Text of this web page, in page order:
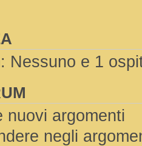
Nessuno e 1
nuovi argomenti
negli